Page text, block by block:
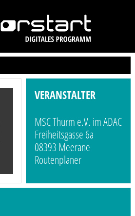
VERANSTALTER
MSC Thurm e.V. im ADAC
Freiheitsgasse 6a
08393 Meerane
Routenplaner